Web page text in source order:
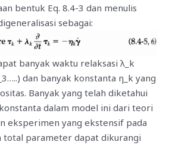
bentuk Eq. 8.4-3 dan menulis
sebagai:
banyak waktu relaksasi λ_k
dan banyak konstanta η_k yang
Banyak yang telah diketahui
dalam model ini dari teori
eksperimen yang ekstensif pada
total parameter dapat dikurangi